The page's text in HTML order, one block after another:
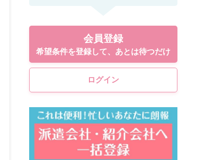
会員登録
希望条件を登録して、あとは待つだけ
ログイン